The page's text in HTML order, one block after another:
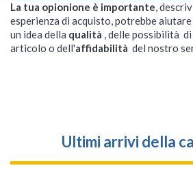
La tua opionione è importante,
esperienza di acquisto, potrebbe
un idea della qualità , delle possibilità
articolo o dell'affidabilità del nostro
Ultimi arrivi della